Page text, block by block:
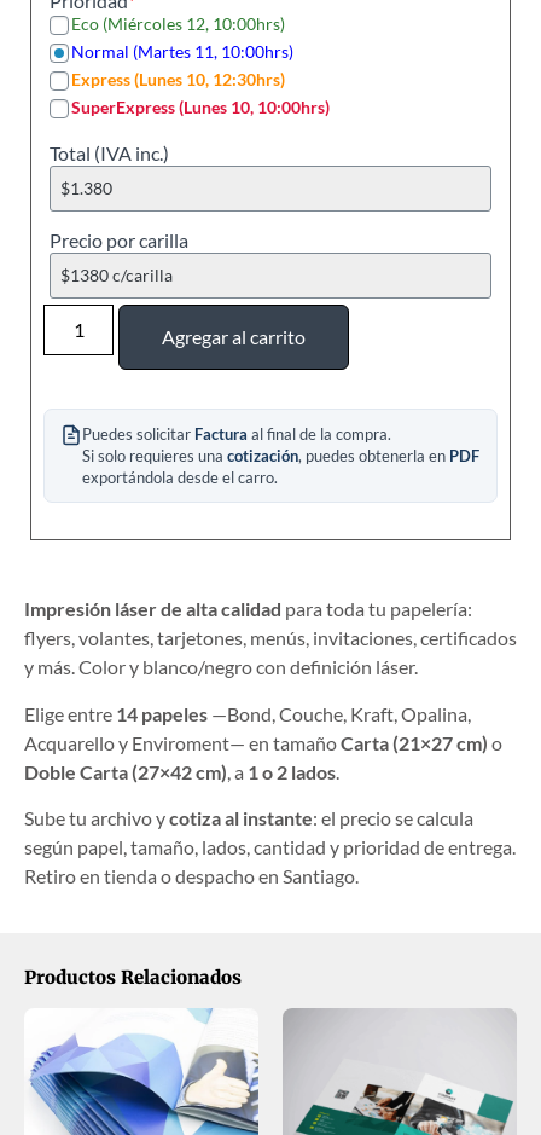
Eco (miércoles 12, 10:00hrs)
Normal (martes 11, 10:00hrs)
Express (lunes 10, 12:30hrs)
SuperExpress (lunes 10, 10:00hrs)
Total (IVA inc.)
Precio por carilla
Agregar al carrito
Puedes solicitar Factura al final de la compra.
Si solo requieres una cotización, puedes obtenerla en PDF
exportándola desde el carro.
Impresión láser de alta calidad para toda tu papelería:
flyers, volantes, tarjetones, menús, invitaciones, certificados
y más. Color y blanco/negro con definición láser.
Elige entre 14 papeles —Bond, Couche, Kraft, Opalina,
Acquarello y Enviroment— en tamañoCarta (21×27 cm) o
Doble Carta (27×42 cm) , a 1 o 2 lados
Sube tu archivo ycotiza al instante: el precio se calcula
según papel, tamaño, lados, cantidad y prioridad de entrega.
Retiro en tienda o despacho en Santiago.
Productos Relacionados